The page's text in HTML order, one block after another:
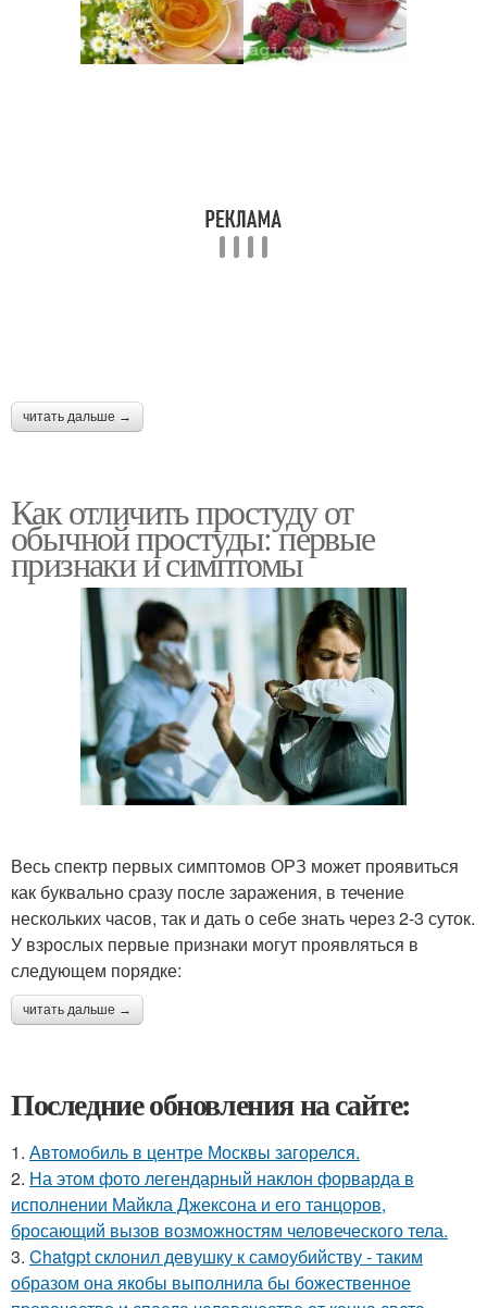
читать дальше →
Как отличить простуду от
обычной простуды: первые
признаки и симптомы
Весь спектр первых симптомов ОРЗ может проявиться
как буквально сразу после заражения, в течение
нескольких часов, так и дать о себе знать через 2-3 суток.
У взрослых первые признаки могут проявляться в
следующем порядке:
читать дальше →
Последние обновления на сайте:
1. Автомобиль в центре Москвы загорелся.
2. На этом фото легендарный наклон форварда в
исполнении Майкла Джексона и его танцоров,
бросающий вызов возможностям человеческого тела.
3. Chatgpt склонил девушку к самоубийству - таким
образом она якобы выполнила бы божественное